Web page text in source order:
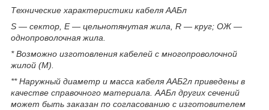
Технические характеристики кабеля ААБл
S — сектор, E — цельнотянутая жила, R — круг; ОЖ —
однопроволочная жила.
* Возможно изготовления кабелей с многопроволочной
жилой (М).
** Наружный диаметр и масса кабеля ААБ2л приведены в
качестве справочного материала. ААБл других сечений
может быть заказан по согласованию с изготовителем